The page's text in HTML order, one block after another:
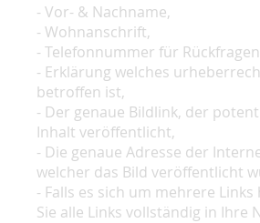
- Vor- & Nachname,
- Wohnanschrift,
- Telefonnummer für
- Erklärung welches
betroffen ist,
- Der genaue Bildlink, der
Inhalt veröffentlicht,
- Die genaue Adresse der
welcher das Bild veröffentlicht
- Falls es sich um mehrere
Sie alle Links vollständig in Ihre